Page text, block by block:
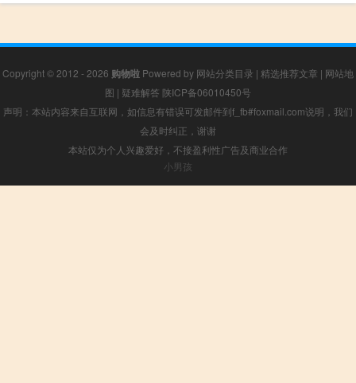
Copyright © 2012 - 2026 购物啦 Powered by 网站分类目录 | 精选推荐文章 | 网站地
图 | 疑难解答 陕ICP备06010450号
声明：本站内容来自互联网，如信息有错误可发邮件到f_fb#foxmail.com说明，我们
会及时纠正，谢谢
本站仅为个人兴趣爱好，不接盈利性广告及商业合作
小男孩